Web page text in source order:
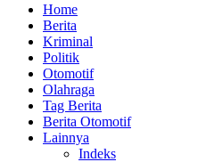
Home
Berita
Kriminal
Politik
Otomotif
Olahraga
Tag Berita
Berita Otomotif
Lainnya
Indeks